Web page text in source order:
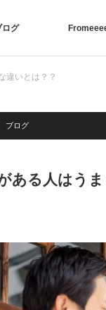
ログ
違いとは？？
ブログ
がある人はう